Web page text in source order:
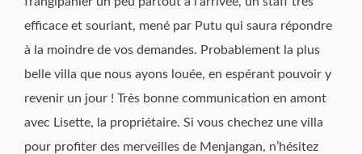
efficace et souriant, mené par Putu qui saura répondre
à la moindre de vos demandes. Probablement la plus
belle villa que nous ayons louée, en espérant pouvoir y
revenir un jour ! Très bonne communication en amont
avec Lisette, la propriétaire. Si vous chechez une villa
pour profiter des merveilles de Menjangan, n’hésitez